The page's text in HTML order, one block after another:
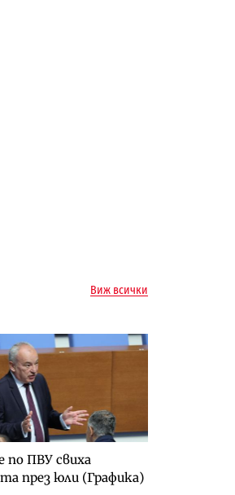
Виж всички
по ПВУ свиха
през юли (Графика)